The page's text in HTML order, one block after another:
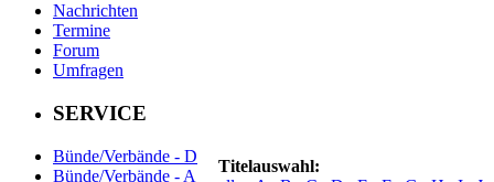
Nachrichten
Termine
Forum
Umfragen
SERVICE
Bünde/Verbände - D
Bünde/Verbände - A
Titelauswahl: